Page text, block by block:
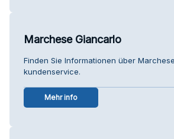
Marchese Giancarlo
Finden Sie Informationen über
kundenservice.
Mehr info